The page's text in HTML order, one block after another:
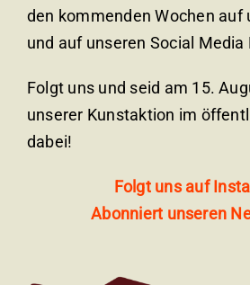
den kommenden Wochen auf
und auf unseren Social Media
Folgt uns und seid am 15.
unserer Kunstaktion im
dabei!
Folgt uns auf
Abonniert unseren